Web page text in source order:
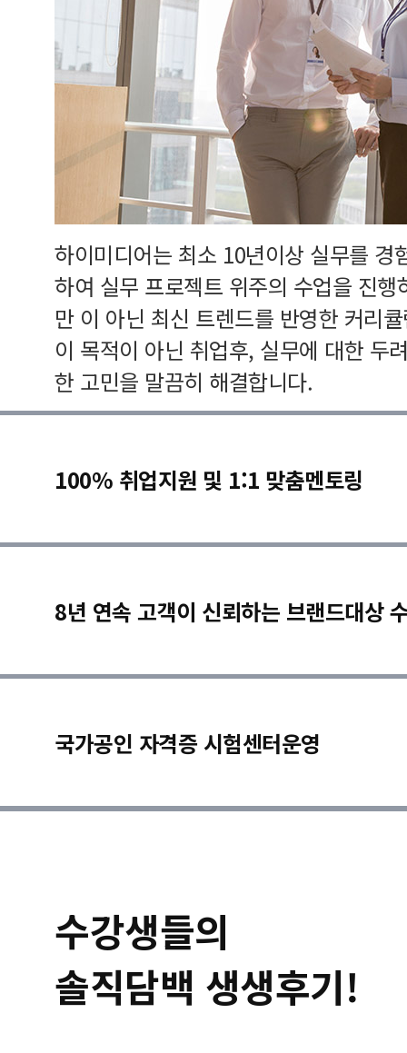
하이미디어는 최소 10년이상 실무를 경
하여 실무 프로젝트 위주의 수업을 진
만 이 아닌 최신 트렌드를 반영한 커리
이 목적이 아닌 취업후, 실무에 대한 두
한 고민을 말끔히 해결합니다.
100% 취업지원 및 1:1 맞춤멘토링
8년 연속 고객이 신뢰하는 브랜드대상
국가공인 자격증 시험센터운영
수강생들의
솔직담백 생생후기!